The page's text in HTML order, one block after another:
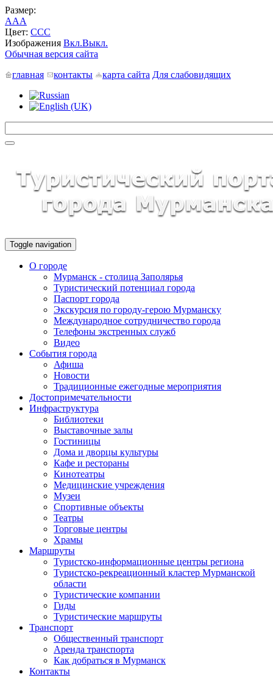
Размер:
AAA
Цвет: CCC
Изображения Вкл.Выкл.
Обычная версия сайта
главная
контакты карта сайта Для слабовидящих
Toggle navigation
О городе
Мурманск - столица Заполярья
Туристический потенциал города
Паспорт города
Экскурсия по городу-герою Мурманску
Международное сотрудничество города
Телефоны экстренных служб
Видео
События города
Афиша
Новости
Традиционные ежегодные мероприятия
Достопримечательности
Инфраструктура
Библиотеки
Выставочные залы
Гостиницы
Дома и дворцы культуры
Кафе и рестораны
Кинотеатры
Медицинские учреждения
Музеи
Спортивные объекты
Театры
Торговые центры
Храмы
Маршруты
Туристско-информационные центры региона
Туристско-рекреационный кластер Мурманской
области
Туристические компании
Гиды
Туристические маршруты
Транспорт
Общественный транспорт
Аренда транспорта
Как добраться в Мурманск
Контакты